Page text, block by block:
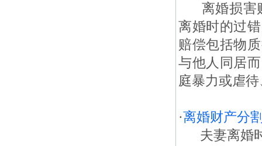
离婚损害
离婚时的过
赔偿包括物
与他人同居
庭暴力或虐
·离婚财产分
夫妻离婚时